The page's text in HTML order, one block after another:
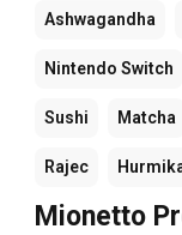
Ashwagandha
Nintendo Switch
Sushi Matcha
Rajec
Mionetto